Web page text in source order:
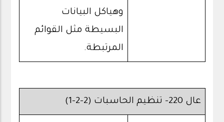
وهياكل البيانات
البسيطة مثل القوائم
المرتبطة.
عال 220- تنظيم الحاسبات (2-2-1)